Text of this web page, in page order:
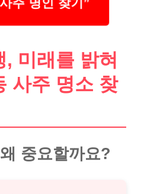
, 미래를 밝혀
사주 명소 찾
중요할까요?